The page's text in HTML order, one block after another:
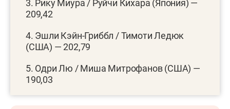
3. Рику Миура / Руйчи Кихара (Япония) —
209,42
4. Эшли Кэйн-Гриббл / Тимоти Ледюк
(США) — 202,79
5. Одри Лю / Миша Митрофанов (США) —
190,03